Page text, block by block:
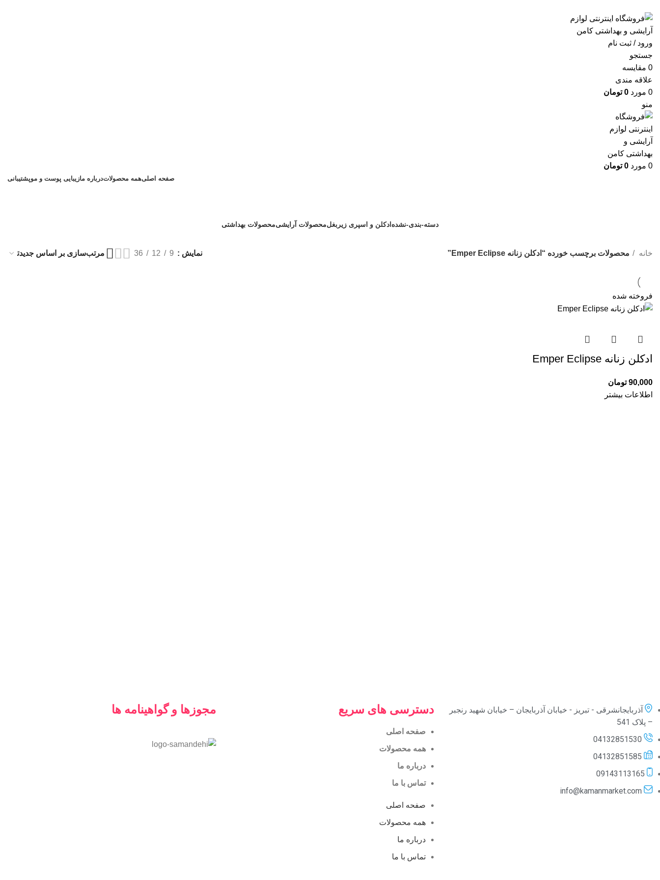
ورود / ثبت نام
جستجو
0 مقايسه
علاقه مندی
0 مورد 0 تومان
منو
0 مورد 0 تومان
صفحه اصلیهمه محصولاتدرباره مازیبایی پوست و موپشتیبانی
دسته-بندی-نشده ادکلن و اسپری زیربغلمحصولات آرایشیمحصولات بهداشتی
خانه محصولات برچسب خورده “ادکلن زنانه Emper Eclipse” نمایش 9
12
36
فروخته شده
ادکلن زنانه Emper Eclipse
90,000 تومان
اطلاعات بیشتر
آذربایجانشرقی - تبریز - خیابان آذربایجان – خیابان شهید رنجبر
– پلاک 541
04132851530
04132851585
09143113165
info@kamanmarket.com
دسترسی های سریع
صفحه اصلی
همه محصولات
درباره ما
تماس با ما
صفحه اصلی
همه محصولات
درباره ما
تماس با ما
مجوزها و گواهینامه ها